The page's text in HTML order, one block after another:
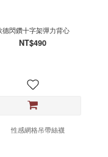
德閃鑽十字架彈力背心
NT$490